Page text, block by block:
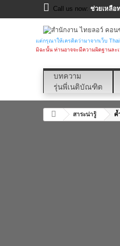
Call us now: ช่วยเหลือ
แต่กรุณาให้เครดิตว่ามาจากเว็บ
มิฉะนั้น ท่านอาจจะมีความผิดฐานล
บทความ
รุ่นพี่เนติบัณฑิต
สาระน่ารู้ ค้